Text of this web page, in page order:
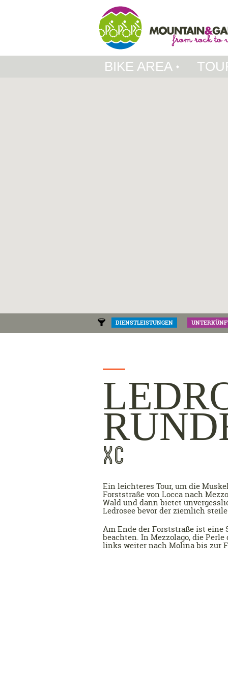
BIKE AREA
DIENSTLEISTUNGEN
XC
Ein leichteres Tour, um die
Forststraße von Locca nach
Wald und dann bietet
Ledrosee bevor der ziemlich
Am Ende der Forststraße ist eine
beachten. In Mezzolago, die
links weiter nach Molina bis zur